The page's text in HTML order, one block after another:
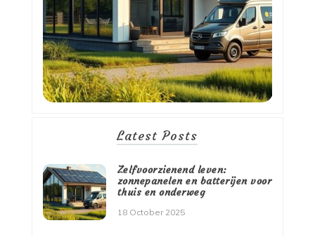
Latest Posts
Zelfvoorzienend leven:
zonnepanelen en batterijen voor
thuis en onderweg
18 October 2025